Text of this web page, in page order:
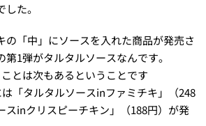
た。
の「中」にソースを入れた商品が発売さ
1弾がタルタルソースなんです。
ことは次もあるということです
「タルタルソースinファミチキ」（248
スinクリスピーチキン」（188円）が発